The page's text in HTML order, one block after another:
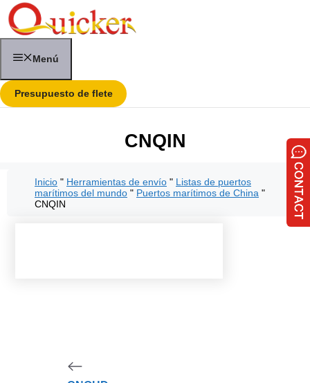
Saltar
contenido
Menú
Presupuesto de flete
CNQIN
Inicio " Herramientas de envío " Listas de puertos
marítimos del mundo " Puertos marítimos de China "
CNQIN